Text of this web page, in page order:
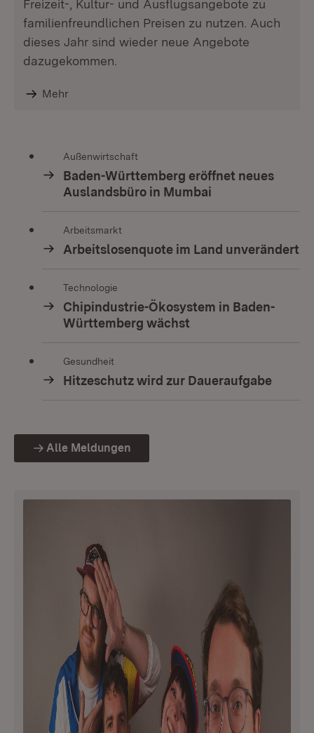
Freizeit-, Kultur- und Ausflugsangebote zu
familienfreundlichen Preisen zu nutzen. Auch
dieses Jahr sind wieder neue Angebote
dazugekommen.
Mehr
Außenwirtschaft
Baden-Württemberg eröffnet neues
Auslandsbüro in Mumbai
Arbeitsmarkt
Arbeitslosenquote im Land unverändert
Technologie
Chipindustrie-Ökosystem in Baden-
Württemberg wächst
Gesundheit
Hitzeschutz wird zur Daueraufgabe
Alle Meldungen